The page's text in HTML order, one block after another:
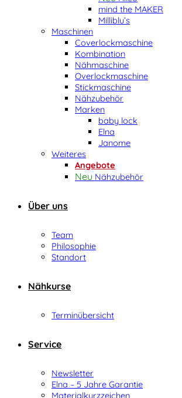
mind the MAKER
Milliblu’s
Maschinen
Coverlockmaschine
Kombination
Nähmaschine
Overlockmaschine
Stickmaschine
Nähzubehör
Marken
baby lock
Elna
Janome
Weiteres
Angebote
Nähzubehör
Über uns
Team
Philosophie
Standort
Nähkurse
Terminübersicht
Service
Newsletter
Elna – 5 Jahre Garantie
Materialkurzzeichen